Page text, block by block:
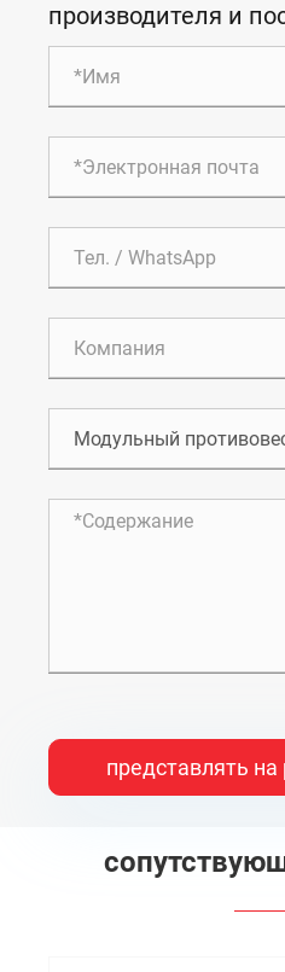
производителя и
представлять